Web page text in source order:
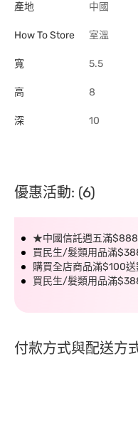
產地
中國
How To Store 室溫
寬 5.5
高 8
深 10
優惠活動: (6)
★中國信託週五滿
買民生/髮類用品滿
購買全店商品滿$100
買民生/髮類用品滿
付款方式與配送方